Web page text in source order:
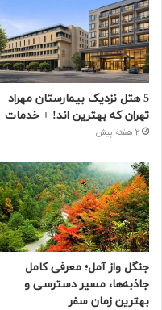
5 هتل نزدیک بیمارستان مهراد
تهران که بهترین‌ اند! + خدمات
2 هفته پیش
جنگل واز آمل؛ معرفی کامل
جاذبه‌ها، مسیر دسترسی و
بهترین زمان سفر